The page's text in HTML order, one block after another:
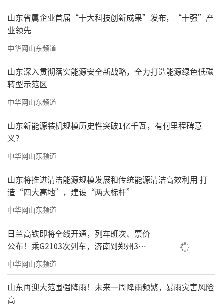
山东省属企业首届“十大科技创新成果”发布，“十强”产
业领先
中华网山东频道
山东深入贯彻落实能源安全新战略，全力打造能源绿色低碳
转型示范区
中华网山东频道
山东新能源装机规模历史性突破1亿千瓦，有何里程碑意
义？
中华网山东频道
山东将推进清洁能源规模发展和传统能源清洁高效利用 打
造“四大高地”，建设“两大标杆”
中华网山东频道
日兰高铁即将全线开通，列车班次、票价
公布！乘G2103次列车，济南到郑州3小
时到达
中华网山东频道
山东再迎大范围强降雨！未来一周降雨频繁，暴雨灾害风险
高